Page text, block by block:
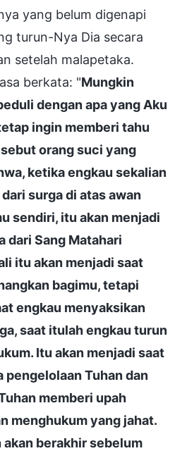
yang belum digenapi
turun-Nya Dia secara
setelah malapetaka.
berkata: "Mungkin
dengan apa yang Aku
ingin memberi tahu
orang suci yang
ketika engkau sekalian
surga di atas awan
sendiri, itu akan menjadi
dari Sang Matahari
itu akan menjadi saat
bagimu, tetapi
engkau menyaksikan
saat itulah engkau turun
Itu akan menjadi saat
pengelolaan Tuhan dan
memberi upah
menghukum yang jahat.
akan berakhir sebelum